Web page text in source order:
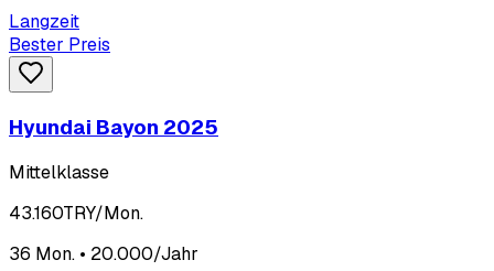
Langzeit
Bester Preis
Hyundai Bayon 2025
Mittelklasse
43.160TRY/Mon.
36 Mon. • 20.000/Jahr